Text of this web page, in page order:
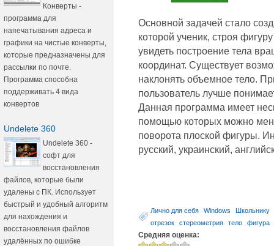
Конверты -
программа для
напечатывания адреса и
графики на чистые конверты,
которые предназначены для
рассылки по почте.
Программа способна
поддерживать 4 вида
конвертов
Undelete 360
Undelete 360 -
софт для
восстановления
файлов, которые были
удалены с ПК. Использует
быстрый и удобный алгоритм
для нахождения и
восстановления файлов
удалённых по ошибке
Основной задачей стало
которой ученик, строя
увидеть построение тела
координат. Существует
наклонять объемное тело.
пользователь лучше
Данная программа имеет
помощью которых можно
поворота плоской фигуры.
русский, украинский,
Лично для себя Windows
Школьнику
отрезок
стереометрия тело фигура
Средняя оценка: